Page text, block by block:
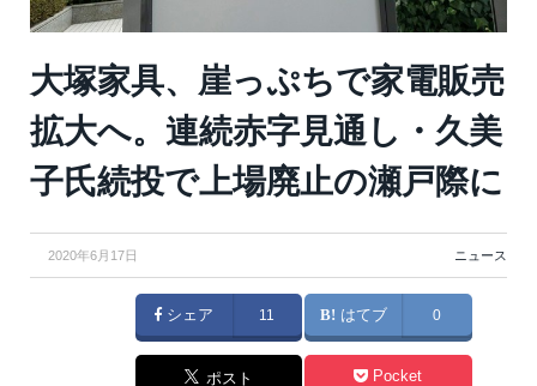
大塚家具、崖っぷちで家電販売
拡大へ。連続赤字見通し・久美
子氏続投で上場廃止の瀬戸際に
2020年6月17日 ニュース
シェア 11 はてブ 0
ポスト Pocket